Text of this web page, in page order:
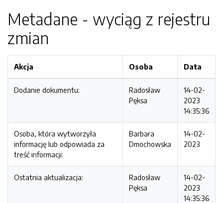
Metadane - wyciąg z rejestru
zmian
Akcja Osoba Data
Dodanie dokumentu:
Radosław
Pęksa
14-02-
2023
14:35:36
Osoba, która wytworzyła
informację lub odpowiada za
treść informacji:
Barbara
Dmochowska
14-02-
2023
Ostatnia aktualizacja:
Radosław
Pęksa
14-02-
2023
14:35:36